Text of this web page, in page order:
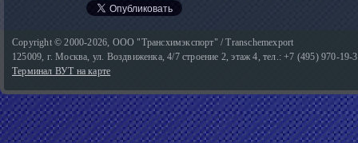
Copyright © 2000-2026, ООО "Трансхимэкспорт" / Transchemexport
125009, г. Москва, ул. Воздвиженка, 4/7 строение 2, этаж 4, тел.: +7 (495) 970-
Терминал ВУТ на карте